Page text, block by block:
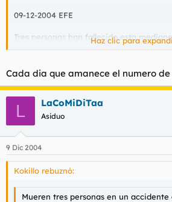
m
09-12-2004 EFE
Tres personas han fallecido esta
de tráfico provocado por un presunto
de Madrid, según han informado fuentes
En el siniestro han fallecido abrasados el
homicida y un matrimonio que viajaba
corta edad, que sufrieron heridas
ser rescatados por un camionero.
Haz clic para
Cada dia que amanece el numero
L LaCoMiDiTaa
Asiduo
9 Dic 2004
Kokillo rebuznó:
Mueren tres personas en un